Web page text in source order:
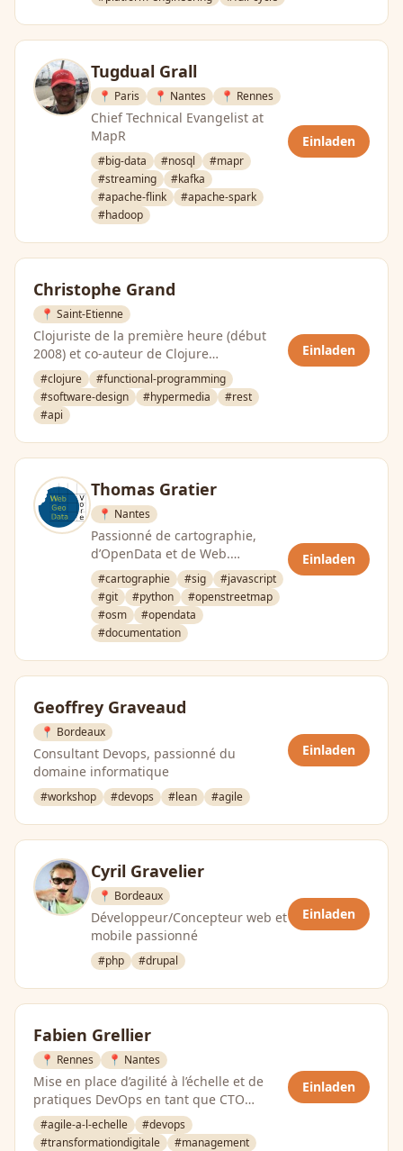
Tugdual Grall
📍 Paris 📍 Nantes 📍 Rennes
Chief Technical Evangelist at
MapR
#big-data #nosql
#mapr
#streaming
#kafka
#apache-flink
#apache-spark
#hadoop
Einladen
Christophe Grand
📍 Saint-Etienne
Clojuriste de la première heure (début
2008) et co-auteur de Clojure
Programming (O’Reilly). Passionné par les
API …
#clojure
#functional-programming
#software-design
#hypermedia
#rest
#api
Einladen
Thomas Gratier
📍 Nantes
Passionné de cartographie,
d’OpenData et de Web.
Consultant
SIG/cartographie/géomatique
indépendant spécialisé …
#cartographie #sig
#javascript
#git
#python
#openstreetmap
#osm
#opendata
#documentation
Einladen
Geoffrey Graveaud
📍 Bordeaux
Consultant Devops, passionné du
domaine informatique
#workshop #devops #lean #agile
Einladen
Cyril Gravelier
📍 Bordeaux
Développeur/Concepteur web et
mobile passionné
#php #drupal
Einladen
Fabien Grellier
📍 Rennes 📍 Nantes
Mise en place d’agilité à l’échelle et de
pratiques DevOps en tant que CTO
PagesJaunes.fr, puis chez …
#agile-a-l-echelle
#devops
#transformationdigitale
#management
Einladen